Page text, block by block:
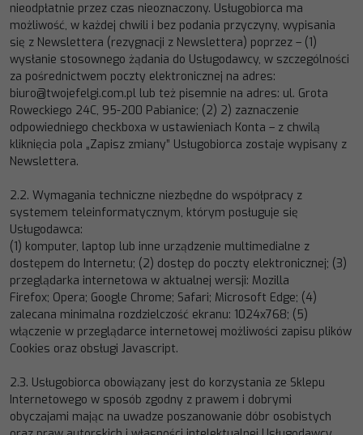
nieodpłatnie przez czas nieoznaczony. Usługobiorca ma
możliwość, w każdej chwili i bez podania przyczyny, wypisania
się z Newslettera (rezygnacji z Newslettera) poprzez – (1)
wysłanie stosownego żądania do Usługodawcy, w szczególności
za pośrednictwem poczty elektronicznej na adres:
biuro@twojefelgi.com.pl lub też pisemnie na adres: ul. Grota
Roweckiego 24C, 95-200 Pabianice; (2) 2) zaznaczenie
odpowiedniego checkboxa w ustawieniach Konta – z chwilą
kliknięcia pola „Zapisz zmiany” Usługobiorca zostaje wypisany z
Newslettera.
2.2. Wymagania techniczne niezbędne do współpracy z
systemem teleinformatycznym, którym posługuje się
Usługodawca:
(1) komputer, laptop lub inne urządzenie multimedialne z
dostępem do Internetu; (2) dostęp do poczty elektronicznej; (3)
przeglądarka internetowa w aktualnej wersji: Mozilla
Firefox; Opera; Google Chrome; Safari; Microsoft Edge; (4)
zalecana minimalna rozdzielczość ekranu: 1024x768; (5)
włączenie w przeglądarce internetowej możliwości zapisu plików
Cookies oraz obsługi Javascript.
2.3. Usługobiorca obowiązany jest do korzystania ze Sklepu
Internetowego w sposób zgodny z prawem i dobrymi
obyczajami mając na uwadze poszanowanie dóbr osobistych